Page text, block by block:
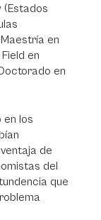
(Estados
en
en
en
en los
de
del
que